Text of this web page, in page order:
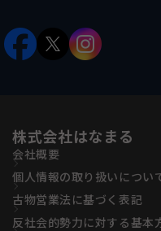
株式会社はなまる
会社概要
個人情報の取り扱いについ
古物営業法に基づく表記
反社会的勢力に対する基本